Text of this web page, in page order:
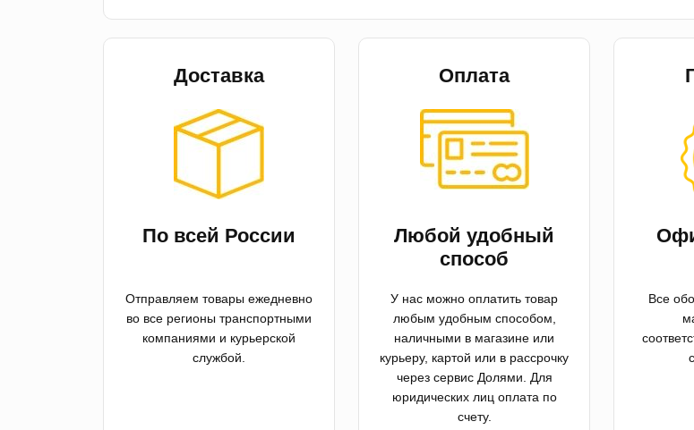
Доставка
По всей России
Отправляем товары ежедневно
во все регионы транспортными
компаниями и курьерской
службой.
Оплата
Любой удобный
способ
У нас можно оплатить товар
любым удобным способом,
наличными в магазине или
курьеру, картой или в рассрочку
через сервис Долями. Для
юридических лиц оплата по
счету.
Все